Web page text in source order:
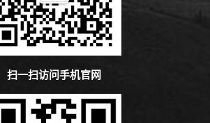
扫一扫访问手机官网